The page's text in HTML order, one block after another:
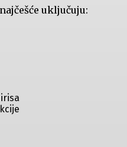
uključuju: